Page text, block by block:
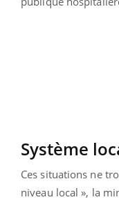
Système
Ces situations ne
niveau local », la